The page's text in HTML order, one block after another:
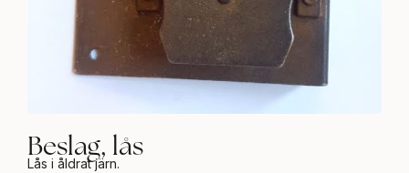
Beslag, lås
Lås i åldrat järn.